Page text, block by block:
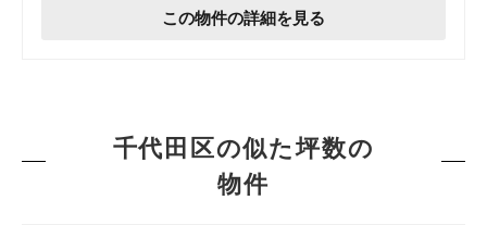
この物件の詳細を見る
千代田区の似た坪数の
物件